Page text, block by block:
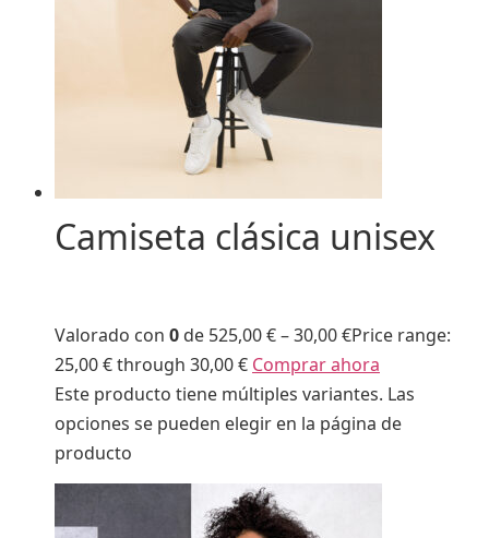
Camiseta clásica unisex
Valorado con 0 de 525,00 €–30,00 €Price range:
25,00 € through 30,00 € Comprar ahora
Este producto tiene múltiples variantes. Las
opciones se pueden elegir en la página de
producto